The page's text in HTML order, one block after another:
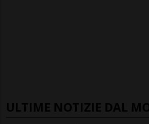
ULTIME NOTIZIE DAL